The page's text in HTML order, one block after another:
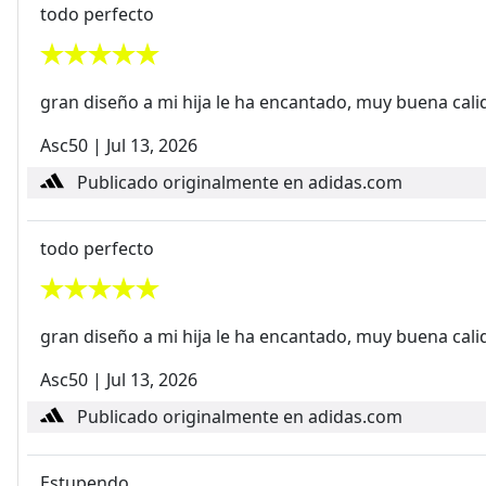
todo perfecto
gran diseño a mi hija le ha encantado, muy buena
Asc50 | Jul 13, 2026
Publicado originalmente en adidas.com
todo perfecto
gran diseño a mi hija le ha encantado, muy buena
Asc50 | Jul 13, 2026
Publicado originalmente en adidas.com